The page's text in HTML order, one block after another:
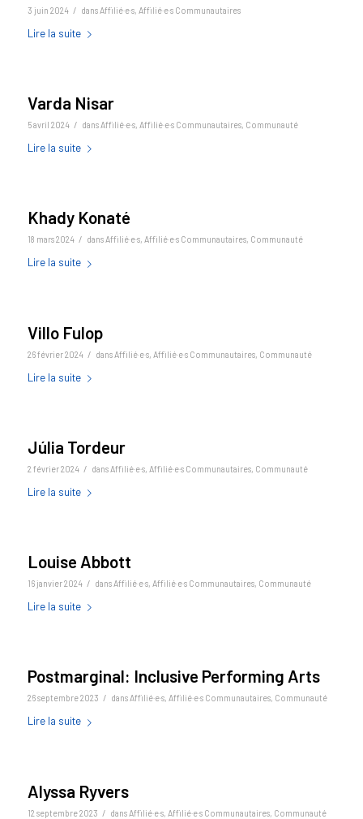
3 juin 2024 / dans Affilié·e·s, Affilié·e·s Communautaires
Lire la suite
Varda Nisar
5 avril 2024 / dans Affilié·e·s, Affilié·e·s Communautaires, Communauté
Lire la suite
Khady Konaté
18 mars 2024 / dans Affilié·e·s, Affilié·e·s Communautaires, Communauté
Lire la suite
Villo Fulop
26 février 2024 / dans Affilié·e·s, Affilié·e·s Communautaires, Communauté
Lire la suite
Júlia Tordeur
2 février 2024 / dans Affilié·e·s, Affilié·e·s Communautaires, Communauté
Lire la suite
Louise Abbott
16 janvier 2024 / dans Affilié·e·s, Affilié·e·s Communautaires, Communauté
Lire la suite
Postmarginal: Inclusive Performing Arts
26 septembre 2023 / dans Affilié·e·s, Affilié·e·s Communautaires, Communauté
Lire la suite
Alyssa Ryvers
12 septembre 2023 / dans Affilié·e·s, Affilié·e·s Communautaires, Communauté